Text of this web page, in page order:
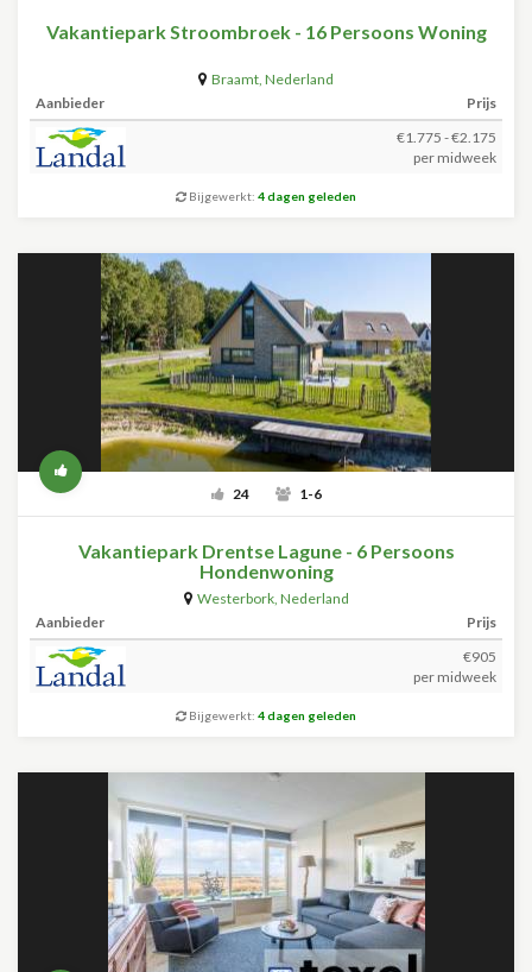
Vakantiepark Stroombroek - 16 Persoons Woning
Braamt, Nederland
Aanbieder
Prijs
€1.775 - €2.175
per midweek
Bijgewerkt: 4 dagen geleden
24 1-6
Vakantiepark Drentse Lagune - 6 Persoons
Hondenwoning
Westerbork, Nederland
Aanbieder
Prijs
€905
per midweek
Bijgewerkt: 4 dagen geleden